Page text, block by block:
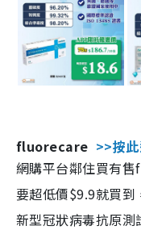
fluorecare >>按
網購平台鄰住買有
要超低價$9.9就買
新型冠狀病毒抗原